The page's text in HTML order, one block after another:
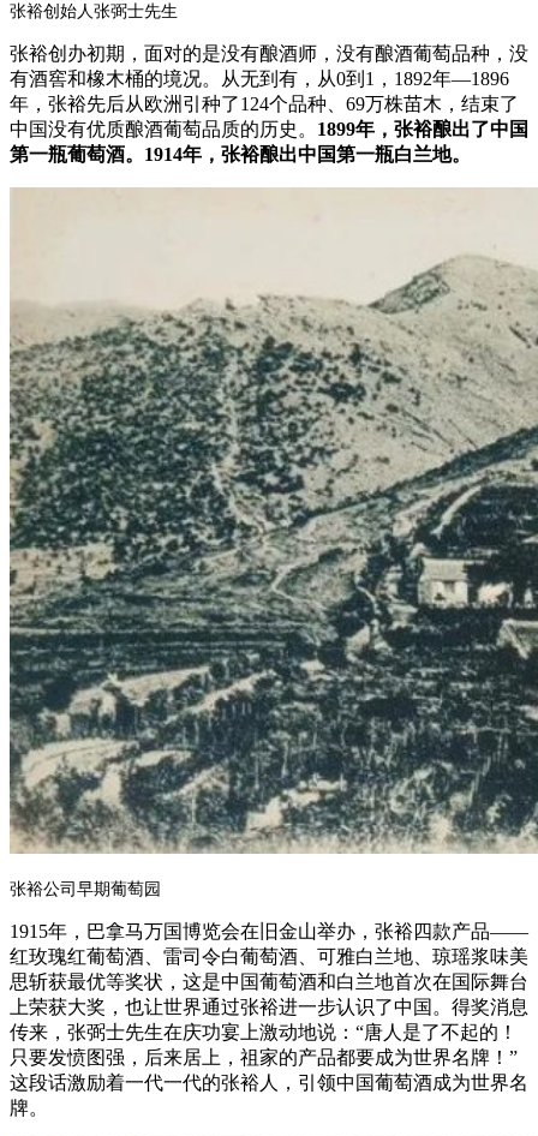
张裕创始人张弼士先生
张裕创办初期，面对的是没有酿酒师，没有酿酒葡萄品种，没
有酒窖和橡木桶的境况。
从无到有，从0到1，1892年—1896
年，张裕先后从欧洲引种了124个品种、69万株苗木，结束了
中国没有优质酿酒葡萄品质的历史。 1899年，张裕酿出了中国
第一瓶葡萄酒。1914年，张裕酿出中国第一瓶白兰地。
张裕公司早期葡萄园
1915年，巴拿马万国博览会在旧金山举办，张裕四款产品——
红玫瑰红葡萄酒、雷司令白葡萄酒、可雅白兰地、琼瑶浆味美
思斩获最优等奖状，这是中国葡萄酒和白兰地首次在国际舞台
上荣获大奖，也让世界通过张裕进一步认识了中国。得奖消息
传来，张弼士先生在庆功宴上激动地说：“唐人是了不起的！
只要发愤图强，后来居上，祖家的产品都要成为世界名牌！”
这段话激励着一代一代的张裕人，引领中国葡萄酒成为世界名
牌。